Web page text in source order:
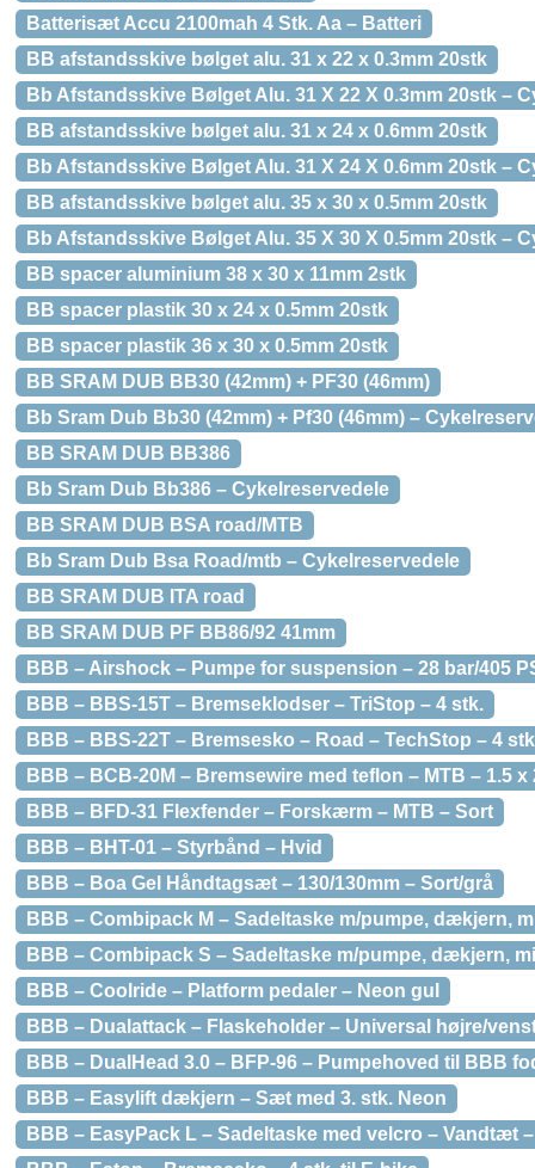
Batterisæt Accu 2100mah 4 Stk. Aa – Batteri
BB afstandsskive bølget alu. 31 x 22 x 0.3mm 20stk
Bb Afstandsskive Bølget Alu. 31 X 22 X 0.3mm 20stk –
BB afstandsskive bølget alu. 31 x 24 x 0.6mm 20stk
Bb Afstandsskive Bølget Alu. 31 X 24 X 0.6mm 20stk –
BB afstandsskive bølget alu. 35 x 30 x 0.5mm 20stk
Bb Afstandsskive Bølget Alu. 35 X 30 X 0.5mm 20stk –
BB spacer aluminium 38 x 30 x 11mm 2stk
BB spacer plastik 30 x 24 x 0.5mm 20stk
BB spacer plastik 36 x 30 x 0.5mm 20stk
BB SRAM DUB BB30 (42mm) + PF30 (46mm)
Bb Sram Dub Bb30 (42mm) + Pf30 (46mm) –
BB SRAM DUB BB386
Bb Sram Dub Bb386 – Cykelreservedele
BB SRAM DUB BSA road/MTB
Bb Sram Dub Bsa Road/mtb – Cykelreservedele
BB SRAM DUB ITA road
BB SRAM DUB PF BB86/92 41mm
BBB – Airshock – Pumpe for suspension – 28 bar/405
BBB – BBS-15T – Bremseklodser – TriStop – 4 stk.
BBB – BBS-22T – Bremsesko – Road – TechStop – 4
BBB – BCB-20M – Bremsewire med teflon – MTB – 1.5 x
BBB – BFD-31 Flexfender – Forskærm – MTB – Sort
BBB – BHT-01 – Styrbånd – Hvid
BBB – Boa Gel Håndtagsæt – 130/130mm – Sort/grå
BBB – Combipack M – Sadeltaske m/pumpe, dækjern,
BBB – Combipack S – Sadeltaske m/pumpe, dækjern,
BBB – Coolride – Platform pedaler – Neon gul
BBB – Dualattack – Flaskeholder – Universal højre/
BBB – DualHead 3.0 – BFP-96 – Pumpehoved til BBB
BBB – Easylift dækjern – Sæt med 3. stk. Neon
BBB – EasyPack L – Sadeltaske med velcro – Vandtæt